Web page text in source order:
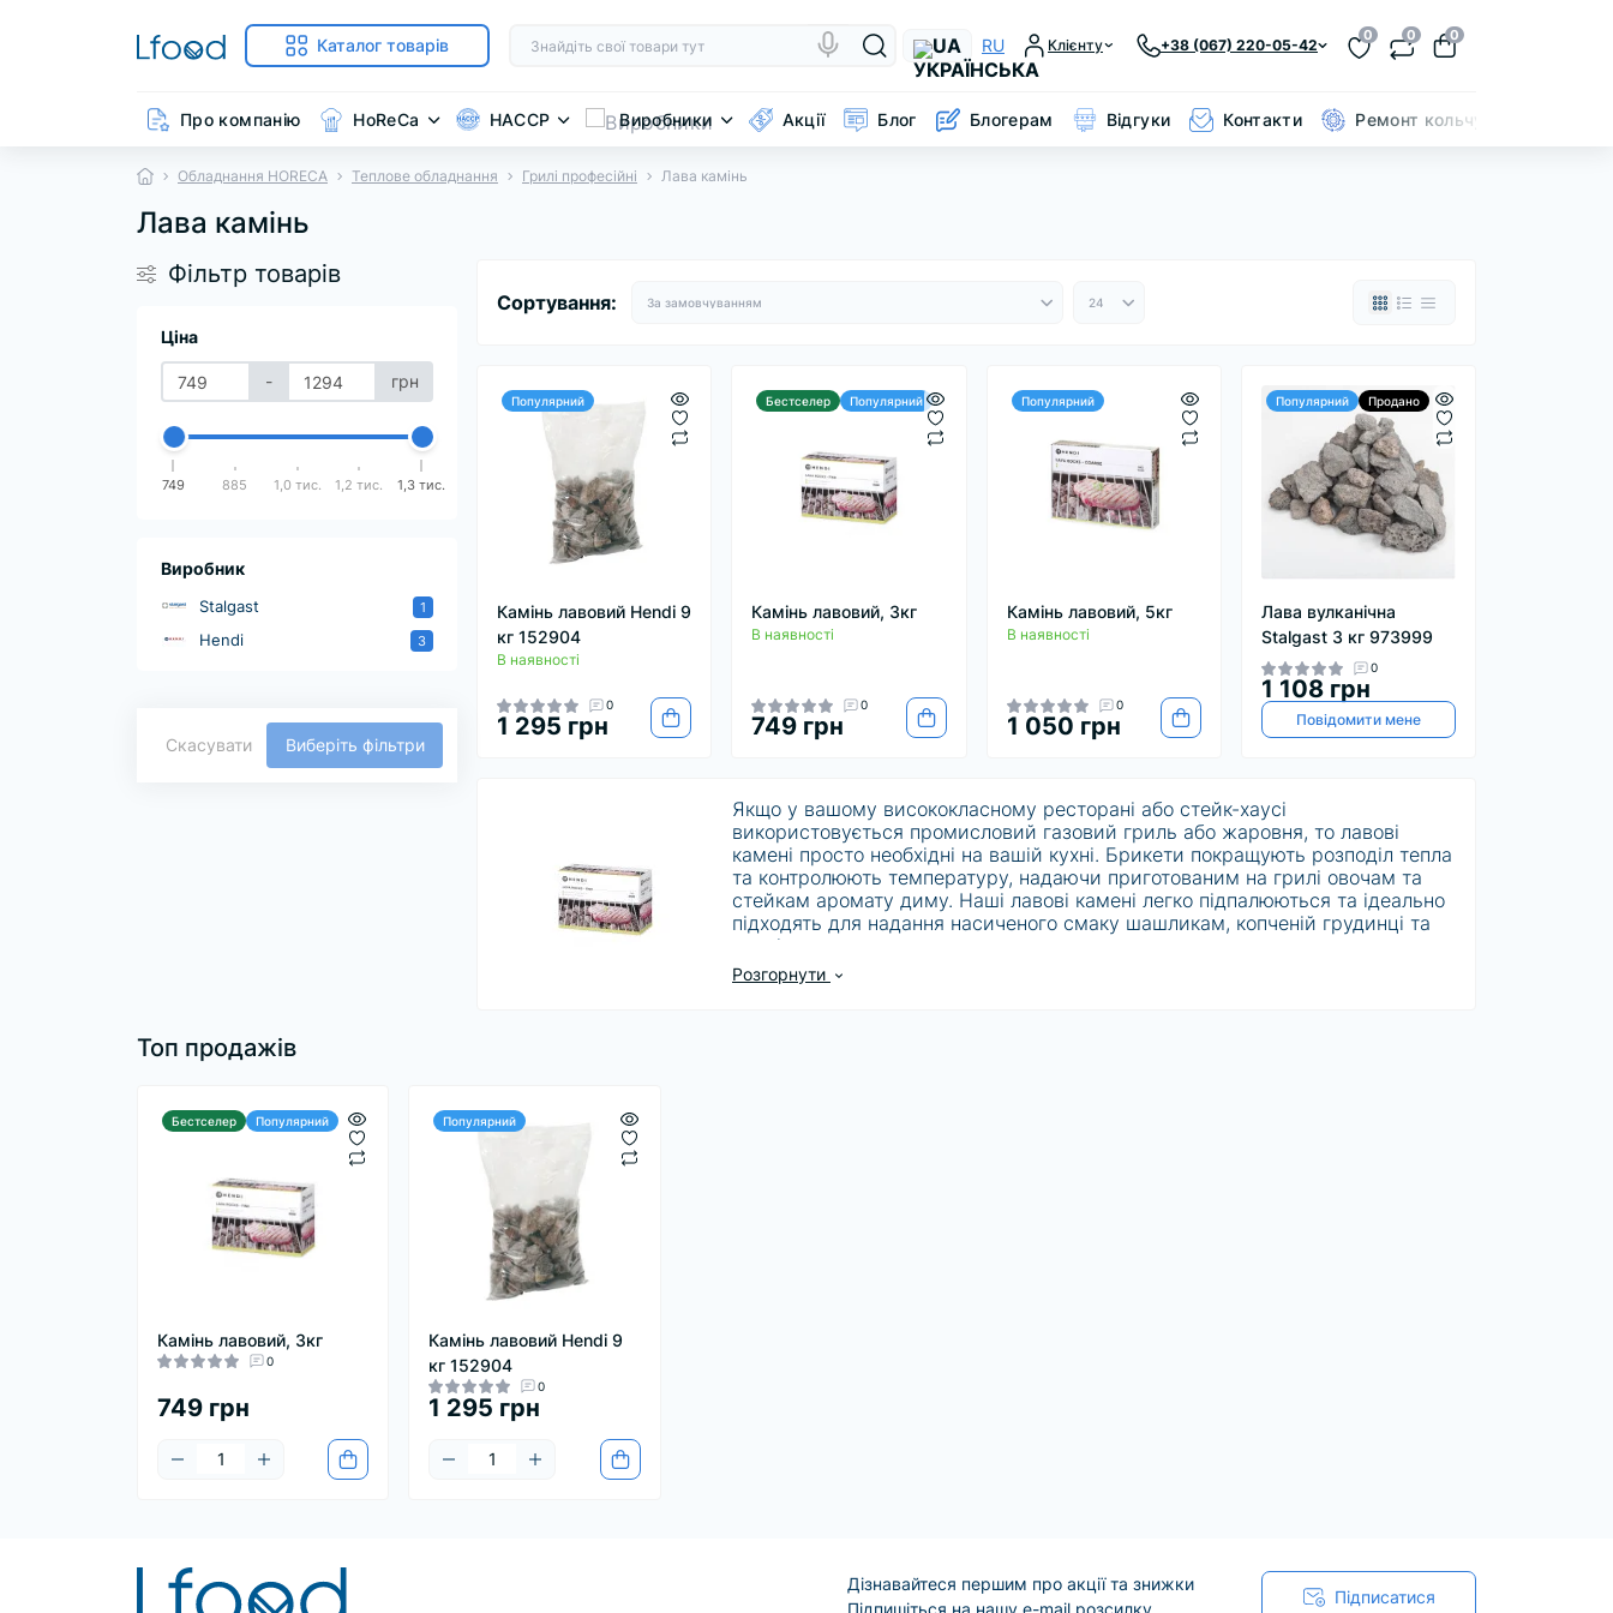
Каталог товарів UA RU Клієнту +38 (067) 220-05-42
0 0 0
Про компанію HoReCa HACCP Виробники Акції Блог Блогерам Відгуки Контакти Ремонт кольчуги
Обладнання HORECA Теплове обладнання Грилі професійні Лава камінь
Лава камінь
Фільтр товарів
Ціна
- грн
749 885 1,0 тис. 1,2 тис. 1,3 тис.
Виробник
Stalgast 1
Hendi 3
Скасувати Виберіть фільтри
Сортування:
Популярний
Камінь лавовий Hendi 9
кг 152904
В наявності
0
1 295 грн
Бестселер Популярний
Камінь лавовий, 3кг
В наявності
0
749 грн
Популярний
Камінь лавовий, 5кг
В наявності
0
1 050 грн
Популярний Продано
Лава вулканічна
Stalgast 3 кг 973999
0
1 108 грн
Повідомити мене
Якщо у вашому висококласному ресторані або стейк-хаусі
використовується промисловий газовий гриль або жаровня, то лавові
камені просто необхідні на вашій кухні. Брикети покращують розподіл тепла
та контролюють температуру, надаючи приготованим на грилі овочам та
стейкам аромату диму. Наші лавові камені легко підпалюються та ідеально
підходять для надання насиченого смаку шашликам, копченій грудинці та
курці.
Розгорнути
Топ продажів
Бестселер Популярний
Камінь лавовий, 3кг
0
749 грн
Популярний
Камінь лавовий Hendi 9
кг 152904
0
1 295 грн
Дізнавайтеся першим про акції та знижки
Підпишіться на нашу e-mail розсилку
Підписатися